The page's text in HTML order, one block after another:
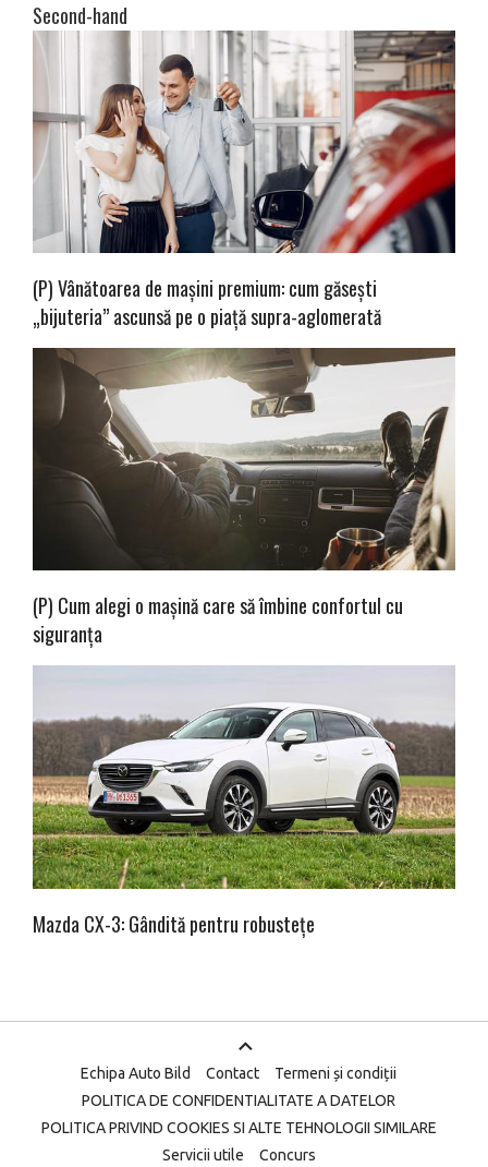
Second-hand
(P) Vânătoarea de mașini premium: cum găsești
„bijuteria” ascunsă pe o piață supra-aglomerată
(P) Cum alegi o mașină care să îmbine confortul cu
siguranța
Mazda CX-3: Gândită pentru robustețe
Echipa Auto Bild Contact
Termeni și condiții
POLITICA DE CONFIDENTIALITATE A DATELOR
POLITICA PRIVIND COOKIES SI ALTE TEHNOLOGII SIMILARE
Servicii utile
Concurs